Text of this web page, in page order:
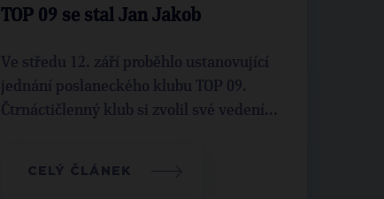
TOP 09 se stal Jan Jakob
Ve středu 12. září proběhlo ustanovující
jednání poslaneckého klubu TOP 09.
Čtrnáctičlenný klub si zvolil své vedení...
CELÝ ČLÁNEK